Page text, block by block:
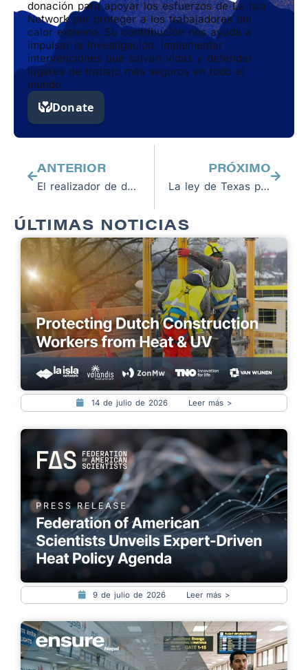
donación para apoyar los esfuerzos de La Isla
Network por proteger a los trabajadores del
calor extremo. Su contribución nos ayuda a
impulsar la investigación, implementar
intervenciones que salvan vidas y defender
lugares de trabajo más seguros en todo el
mundo.
ANTERIOR
El realizador de documentales y socio de La Isla Network Tom Laffay comienza a editar su última película
PRÓXIMO
La ley de Texas pondrá a los trabajadores en riesgo de sufrir lesiones, enfermedades y muerte relacionadas con el calor
ÚLTIMAS NOTICIAS
14 de julio de 2026 Leer más >
9 de julio de 2026 Leer más >